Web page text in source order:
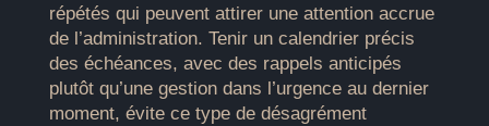
répétés qui peuvent attirer une attention accrue
de l’administration. Tenir un calendrier précis
des échéances, avec des rappels anticipés
plutôt qu’une gestion dans l’urgence au dernier
moment, évite ce type de désagrément